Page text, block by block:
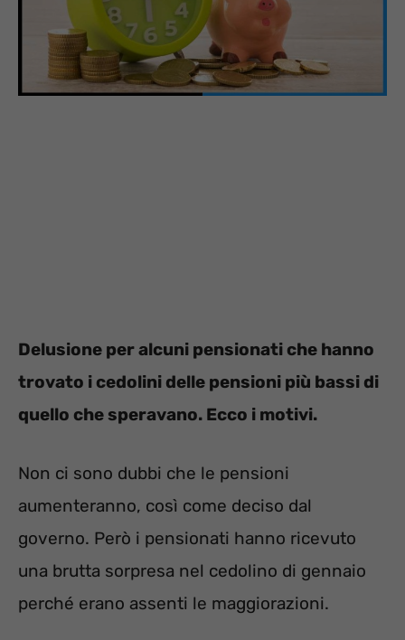
Delusione per alcuni pensionati che hanno
trovato i cedolini delle pensioni più bassi di
quello che speravano. Ecco i motivi.
Non ci sono dubbi che le pensioni
aumenteranno, così come deciso dal
governo. Però i pensionati hanno ricevuto
una brutta sorpresa nel cedolino di gennaio
perché erano assenti le maggiorazioni.